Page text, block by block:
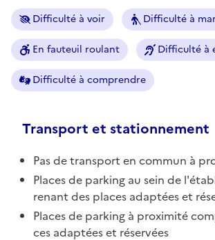
Difficulté à voir Difficulté à
En fauteuil roulant Difficulté à
Difficulté à comprendre
Transport et stationnement
Pas de transport en commun à
Places de parking au sein de
renant des places adaptées et
Places de parking à proximité
ces adaptées et réservées